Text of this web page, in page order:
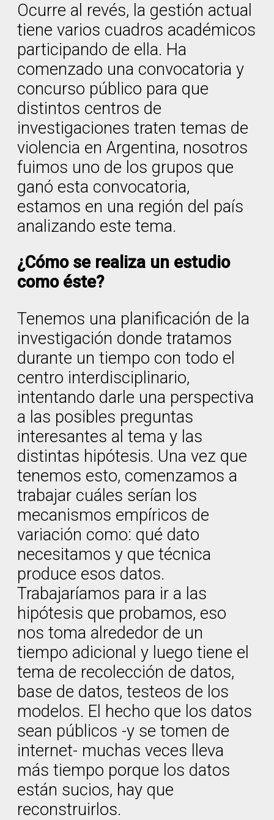
Ocurre al revés, la gestión actual
tiene varios cuadros académicos
participando de ella. Ha
comenzado una convocatoria y
concurso público para que
distintos centros de
investigaciones traten temas de
violencia en Argentina, nosotros
fuimos uno de los grupos que
ganó esta convocatoria,
estamos en una región del país
analizando este tema.
¿Cómo se realiza un estudio
como éste?
Tenemos una planificación de la
investigación donde tratamos
durante un tiempo con todo el
centro interdisciplinario,
intentando darle una perspectiva
a las posibles preguntas
interesantes al tema y las
distintas hipótesis. Una vez que
tenemos esto, comenzamos a
trabajar cuáles serían los
mecanismos empíricos de
variación como: qué dato
necesitamos y que técnica
produce esos datos.
Trabajaríamos para ir a las
hipótesis que probamos, eso
nos toma alrededor de un
tiempo adicional y luego tiene el
tema de recolección de datos,
base de datos, testeos de los
modelos. El hecho que los datos
sean públicos -y se tomen de
internet- muchas veces lleva
más tiempo porque los datos
están sucios, hay que
reconstruirlos.